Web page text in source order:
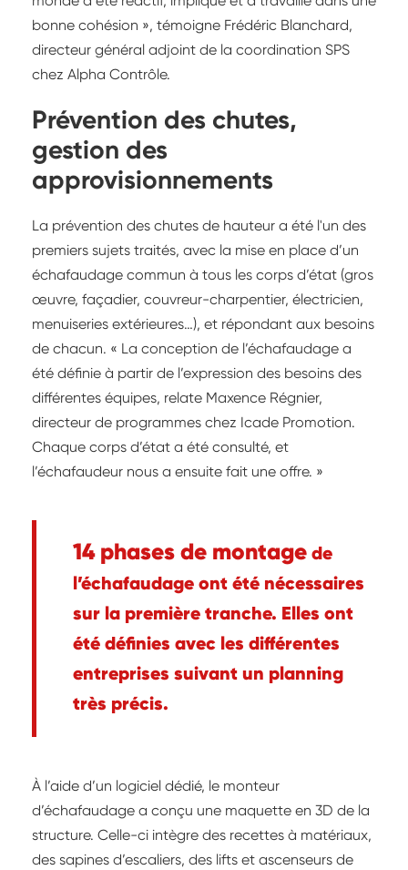
bonne cohésion », témoigne Frédéric Blanchard,
directeur général adjoint de la coordination SPS
chez Alpha Contrôle.
Prévention des chutes,
gestion des
approvisionnements
La prévention des chutes de hauteur a été l'un des
premiers sujets traités, avec la mise en place d’un
échafaudage commun à tous les corps d’état (gros
œuvre, façadier, couvreur-charpentier, électricien,
menuiseries extérieures…), et répondant aux besoins
de chacun. « La conception de l’échafaudage a
été définie à partir de l’expression des besoins des
différentes équipes, relate Maxence Régnier,
directeur de programmes chez Icade Promotion.
Chaque corps d’état a été consulté, et
l’échafaudeur nous a ensuite fait une offre. »
14 phases de montage de
l’échafaudage ont été nécessaires
sur la première tranche. Elles ont
été définies avec les différentes
entreprises suivant un planning
très précis.
À l’aide d’un logiciel dédié, le monteur
d’échafaudage a conçu une maquette en 3D de la
structure. Celle-ci intègre des recettes à matériaux,
des sapines d’escaliers, des lifts et ascenseurs de